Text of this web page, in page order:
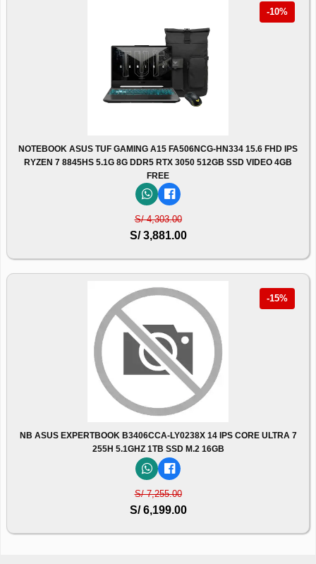
-10%
NOTEBOOK ASUS TUF GAMING A15 FA506NCG-HN334 15.6 FHD IPS
RYZEN 7 8845HS 5.1G 8G DDR5 RTX 3050 512GB SSD VIDEO 4GB
FREE
S/ 4,303.00
S/ 3,881.00
-15%
NB ASUS EXPERTBOOK B3406CCA-LY0238X 14 IPS CORE ULTRA 7
255H 5.1GHZ 1TB SSD M.2 16GB
S/ 7,255.00
S/ 6,199.00